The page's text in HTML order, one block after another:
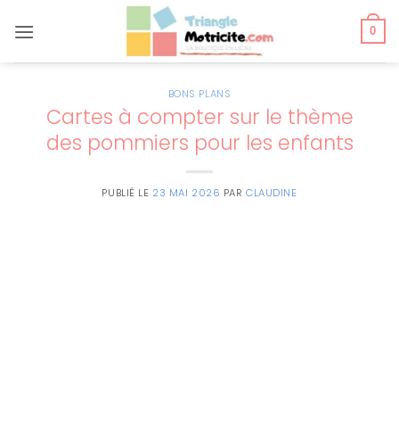
au
0
BONS PLANS
Cartes à compter sur le thème
des pommiers pour les enfants
PUBLIÉ LE 23 MAI 2026 PARCLAUDINE